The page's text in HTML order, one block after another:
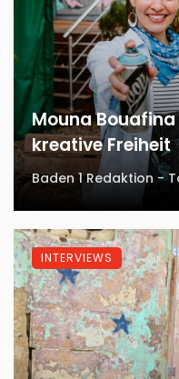
Mouna
kreative Freiheit
Baden 1 Redaktion -
INTERVIEWS